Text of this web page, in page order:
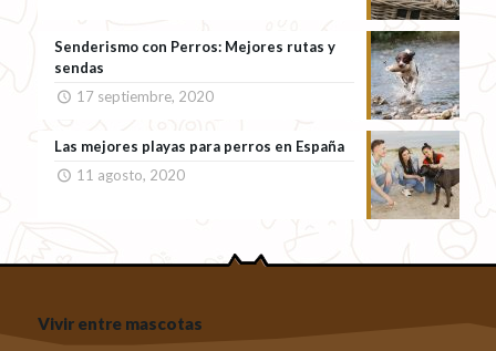
Senderismo con Perros: Mejores rutas y
sendas
17 septiembre, 2020
Las mejores playas para perros en España
11 agosto, 2020
Vivir entre mascotas